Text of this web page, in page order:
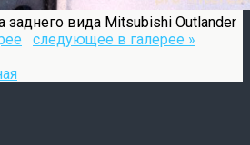
заднего вида Mitsubishi Outlander
следующее в галерее »